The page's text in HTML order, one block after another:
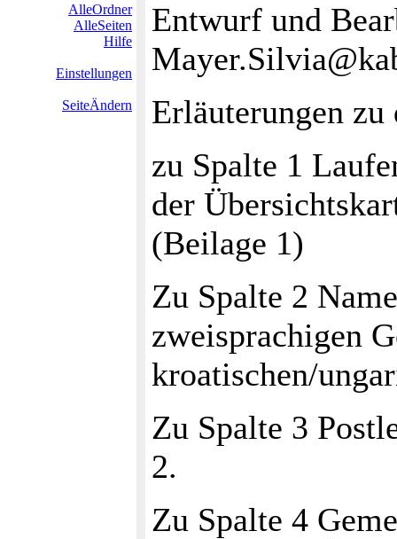
AlleOrdner
AlleSeiten
Hilfe
Einstellungen
SeiteÄndern
Entwurf und
Erläuterungen zu
zu Spalte 1
der
(Beilage 1)
Zu Spalte 2
zweisprachigen
kroatischen/
Zu Spalte 3
2.
Zu Spalte 4